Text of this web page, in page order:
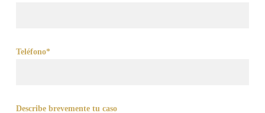
Teléfono*
Describe brevemente tu caso